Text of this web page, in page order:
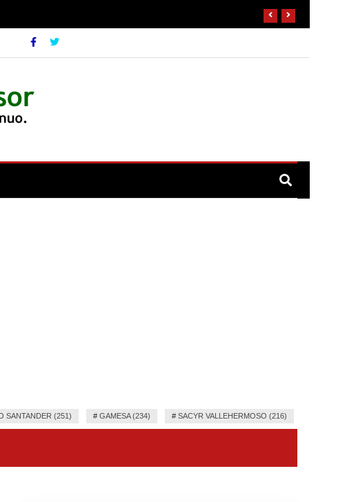
SANTANDER (251) # GAMESA (234) # SACYR VALLEHERMOSO (216)